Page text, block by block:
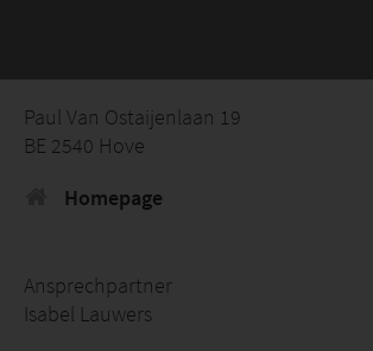
Paul Van Ostaijenlaan 19
BE 2540 Hove
Homepage
Ansprechpartner
Isabel Lauwers